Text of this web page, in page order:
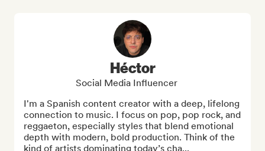
Héctor
Social Media Influencer
I'm a Spanish content creator with a deep, lifelong
connection to music. I focus on pop, pop rock, and
reggaeton, especially styles that blend emotional
depth with modern, bold production. Think of the
kind of artists dominating today’s cha...